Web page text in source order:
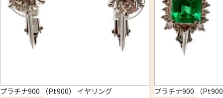
プラチナ900 （Pt900） イヤリング プラチナ900 （